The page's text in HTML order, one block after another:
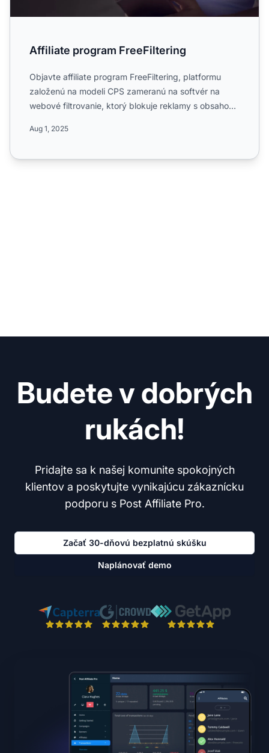
Affiliate program FreeFiltering
Objavte affiliate program FreeFiltering, platformu
založenú na modeli CPS zameranú na softvér na
webové filtrovanie, ktorý blokuje reklamy s obsahom
Aug 1, 2025
Budete v dobrých
rukách!
Pridajte sa k našej komunite spokojných
klientov a poskytujte vynikajúcu zákaznícku
podporu s Post Affiliate Pro.
Začať 30-dňovú bezplatnú skúšku
Naplánovať demo